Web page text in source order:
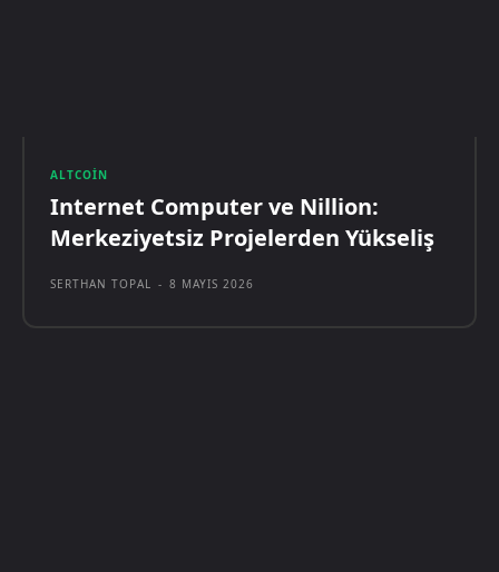
ALTCOIN
Internet Computer ve Nillion:
Merkeziyetsiz Projelerden Yükseliş
SERTHAN TOPAL - 8 MAYIS 2026